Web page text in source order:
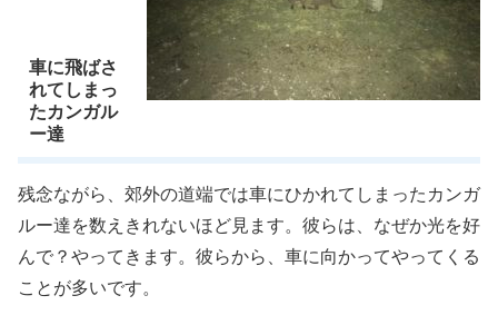
車に飛ばさ
れてしまっ
たカンガル
ー達
残念ながら、郊外の道端では車にひかれてしまったカンガ
ルー達を数えきれないほど見ます。彼らは、なぜか光を好
んで？やってきます。彼らから、車に向かってやってくる
ことが多いです。